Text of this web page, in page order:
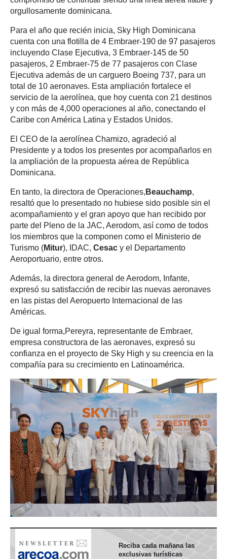
orgullosamente dominicana.
Para el año que recién inicia, Sky High Dominicana
cuenta con una flotilla de 4 Embraer-190 de 97 pasajeros
incluyendo Clase Ejecutiva, 3 Embraer-145 de 50
pasajeros, 2 Embraer-75 de 77 pasajeros con Clase
Ejecutiva además de un carguero Boeing 737, para un
total de 10 aeronaves. Esta ampliación fortalece el
servicio de la aerolínea, que hoy cuenta con 21 destinos
y con más de 4,000 operaciones al año, conectando el
Caribe con América Latina y Estados Unidos.
El CEO de la aerolínea Chamizo, agradeció al
Presidente y a todos los presentes por acompañarlos en
la ampliación de la propuesta aérea de República
Dominicana.
En tanto, la directora de Operaciones, Beauchamp,
resaltó que lo presentado no hubiese sido posible sin el
acompañamiento y el gran apoyo que han recibido por
parte del Pleno de la JAC, Aerodom, así como de todos
los miembros que la componen como el Ministerio de
Turismo (Mitur), IDAC, Cesac y el Departamento
Aeroportuario, entre otros.
Además, la directora general de Aerodom, Infante,
expresó su satisfacción de recibir las nuevas aeronaves
en las pistas del Aeropuerto Internacional de las
Américas.
De igual forma,Pereyra, representante de Embraer,
empresa constructora de las aeronaves, expresó su
confianza en el proyecto de Sky High y su creencia en la
compañía para su crecimiento en Latinoamérica.
Reciba cada mañana las
exclusivas turísticas